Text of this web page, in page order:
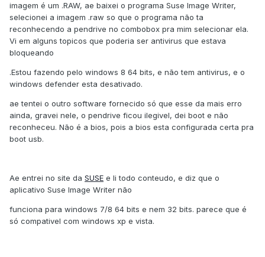
imagem é um .RAW, ae baixei o programa Suse Image Writer,
selecionei a imagem .raw so que o programa não ta
reconhecendo a pendrive no combobox pra mim selecionar ela.
Vi em alguns topicos que poderia ser antivirus que estava
bloqueando
.Estou fazendo pelo windows 8 64 bits, e não tem antivirus, e o
windows defender esta desativado.
ae tentei o outro software fornecido só que esse da mais erro
ainda, gravei nele, o pendrive ficou ilegivel, dei boot e não
reconheceu. Não é a bios, pois a bios esta configurada certa pra
boot usb.
Ae entrei no site da SUSE e li todo conteudo, e diz que o
aplicativo Suse Image Writer não
funciona para windows 7/8 64 bits e nem 32 bits. parece que é
só compativel com windows xp e vista.